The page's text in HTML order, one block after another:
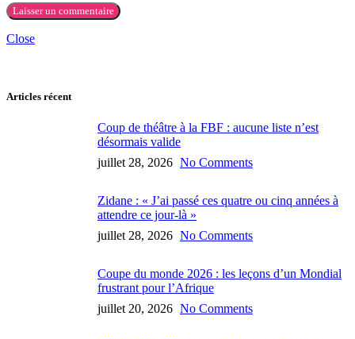
Close
Articles récent
Coup de théâtre à la FBF : aucune liste n’est
désormais valide
juillet 28, 2026 No Comments
Zidane : « J’ai passé ces quatre ou cinq années à
attendre ce jour-là »
juillet 28, 2026 No Comments
Coupe du monde 2026 : les leçons d’un Mondial
frustrant pour l’Afrique
juillet 20, 2026 No Comments